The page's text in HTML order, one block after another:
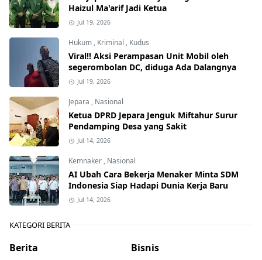
Haizul Ma'arif Jadi Ketua
Jul 19, 2026
Hukum, Kriminal , Kudus
Viral!! Aksi Perampasan Unit Mobil oleh
segerombolan DC, diduga Ada Dalangnya
Jul 19, 2026
Jepara , Nasional
Ketua DPRD Jepara Jenguk Miftahur Surur
Pendamping Desa yang Sakit
Jul 14, 2026
Kemnaker, Nasional
AI Ubah Cara Bekerja Menaker Minta SDM
Indonesia Siap Hadapi Dunia Kerja Baru
Jul 14, 2026
KATEGORI BERITA
Berita
Bisnis